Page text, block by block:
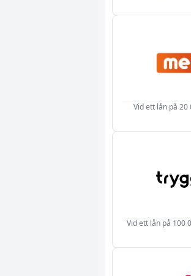
Vid ett lån på
Vid ett lån på 100